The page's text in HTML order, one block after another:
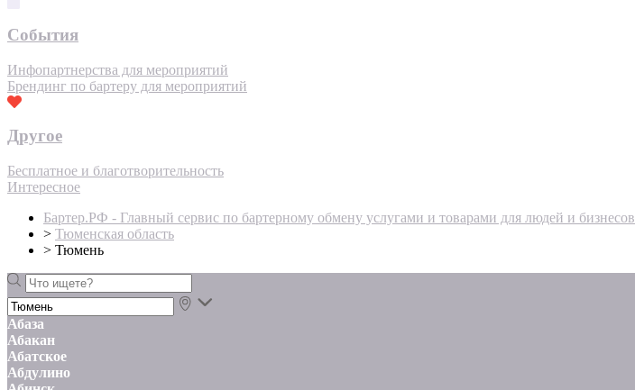
События
Инфопартнерства для мероприятий
Брендинг по бартеру для мероприятий
Другое
Бесплатное и благотворительность
Интересное
Бартер.РФ - Главный сервис по бартерному обмену услугами и товарами для людей и бизнесов
> Тюменская область
> Тюмень
Абаза
Абакан
Абатское
Абдулино